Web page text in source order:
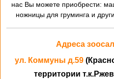
нас Вы можете приобрести:
ножницы для груминга и
Адреса
ул. Коммуны д.59
территории